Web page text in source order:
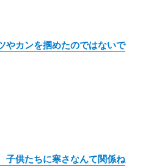
やカンを掴めたのではないで
子供たちに寒さなんて関係ね